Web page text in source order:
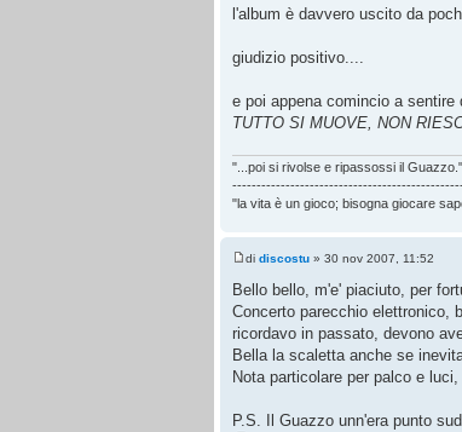
l'album è davvero uscito da
giudizio positivo....
e poi appena comincio a sentire
TUTTO SI MUOVE, NON
"...poi si rivolse e ripassossi il
"la vita è un gioco; bisogna giocare
di discostu » 30 nov 2007, 11:52
Bello bello, m'e' piaciuto, per
Concerto parecchio elettronico,
ricordavo in passato, devono
Bella la scaletta anche se
Nota particolare per palco e
P.S. Il Guazzo unn'era punto